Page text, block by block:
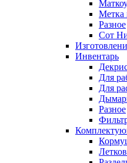
Метка
Разное
Сот
Инвентарь
Для
Для
Разное